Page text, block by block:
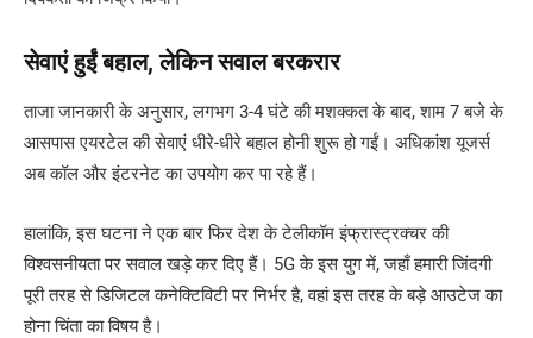
सेवाएं हुईं बहाल, लेकिन सवाल बरकरार
ताजा जानकारी के अनुसार, लगभग 3-4 घंटे की मशक्कत के बाद, शाम 7 बजे के
आसपास एयरटेल की सेवाएं धीरे-धीरे बहाल होनी शुरू हो गईं। अधिकांश यूजर्स
अब कॉल और इंटरनेट का उपयोग कर पा रहे हैं।
हालांकि, इस घटना ने एक बार फिर देश के टेलीकॉम इंफ्रास्ट्रक्चर की
विश्वसनीयता पर सवाल खड़े कर दिए हैं। 5G के इस युग में, जहाँ हमारी जिंदगी
पूरी तरह से डिजिटल कनेक्टिविटी पर निर्भर है, वहां इस तरह के बड़े आउटेज का
होना चिंता का विषय है।